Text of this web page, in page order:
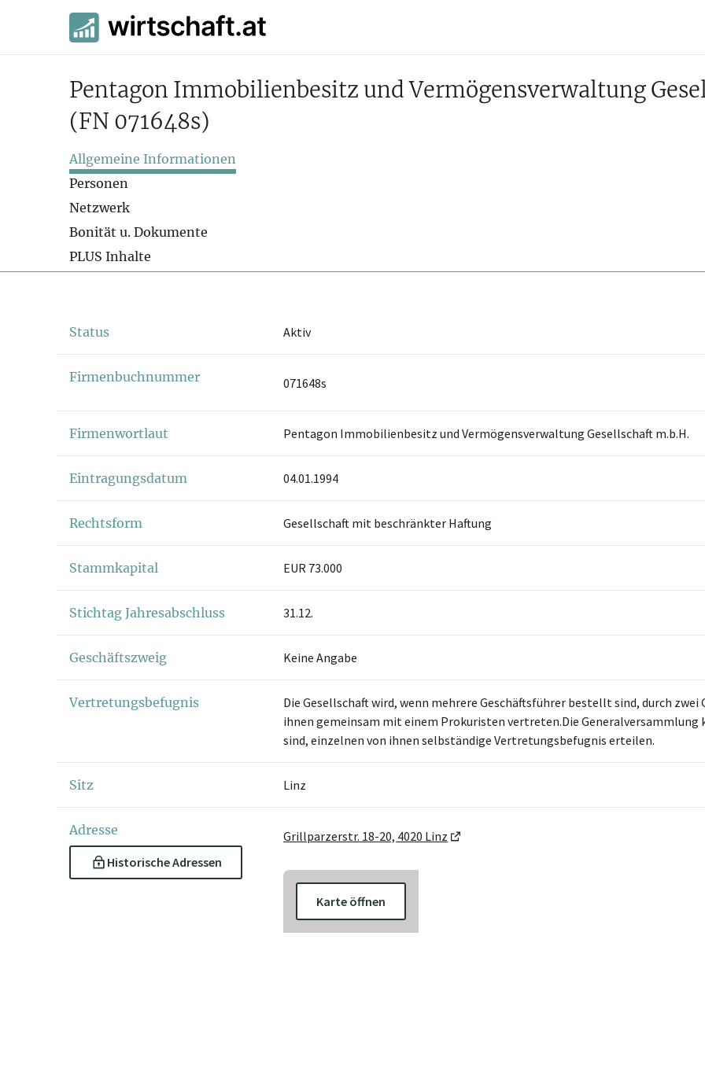
Pentagon Immobilienbesitz und Vermögensverwaltung
(FN 071648s)
Allgemeine Informationen
Personen
Netzwerk
Bonität u. Dokumente
PLUS Inhalte
Status Aktiv
Firmenbuchnummer 071648s
Firmenwortlaut Pentagon Immobilienbesitz und Vermögensverwaltung Gesellschaft m.b.H.
Eintragungsdatum 04.01.1994
Rechtsform Gesellschaft mit beschränkter Haftung
Stammkapital EUR 73.000
Stichtag Jahresabschluss 31.12.
Geschäftszweig Keine Angabe
Vertretungsbefugnis
Die Gesellschaft wird, wenn mehrere Geschäftsführer bestellt sind, durch
ihnen gemeinsam mit einem Prokuristen vertreten.Die Generalversammlung
sind, einzelnen von ihnen selbständige Vertretungsbefugnis erteilen.
Sitz Linz
Adresse
Historische Adressen
Grillparzerstr. 18-20, 4020 Linz
Karte öffnen